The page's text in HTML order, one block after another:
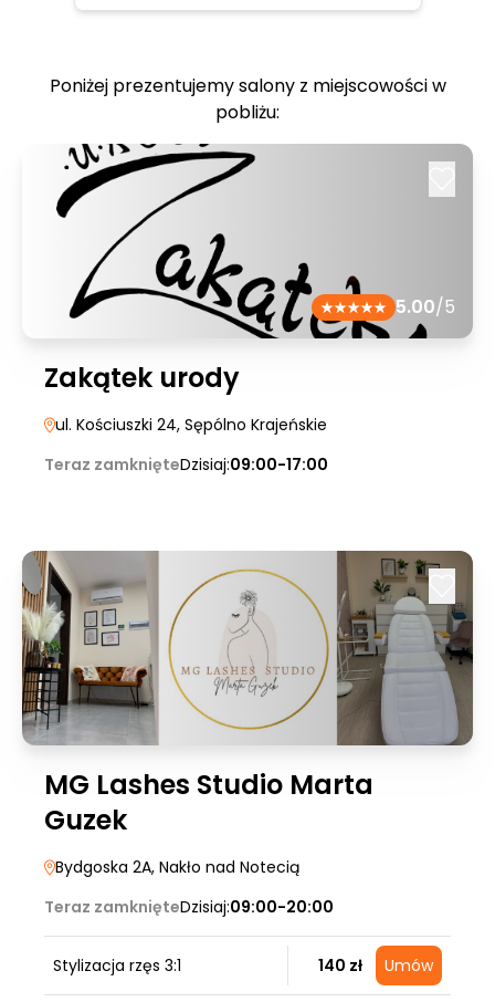
Poniżej prezentujemy salony z miejscowości w
pobliżu:
5.00/5
Zakątek urody
ul. Kościuszki 24, Sępólno Krajeńskie
Teraz zamknięteDzisiaj:09:00-17:00
MG Lashes Studio Marta
Guzek
Bydgoska 2A, Nakło nad Notecią
Teraz zamknięteDzisiaj:09:00-20:00
Stylizacja rzęs 3:1 140 zł Umów